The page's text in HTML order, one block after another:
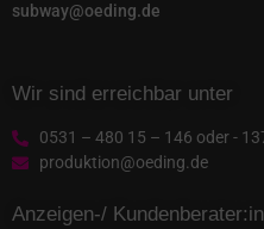
subway@oeding.de
Wir sind erreichbar unter
0531 – 480 15 – 146 oder -
produktion@oeding.de
Anzeigen-/ Kundenberater:in